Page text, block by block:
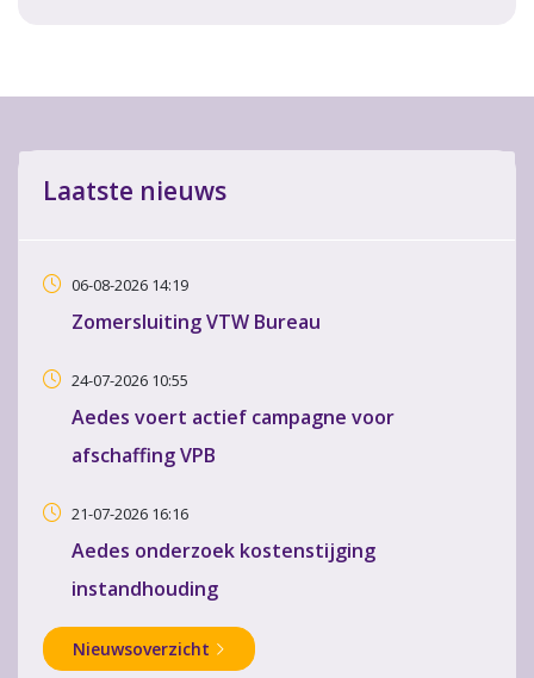
Laatste nieuws
06-08-2026 14:19
Zomersluiting VTW Bureau
24-07-2026 10:55
Aedes voert actief campagne voor
afschaffing VPB
21-07-2026 16:16
Aedes onderzoek kostenstijging
instandhouding
Nieuwsoverzicht